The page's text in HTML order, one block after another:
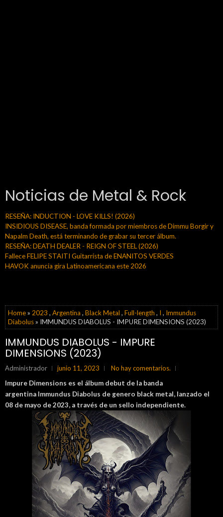
Noticias de Metal & Rock
RESEÑA: INDUCTION - LOVE KILLS! (2026)
INSIDIOUS DISEASE, banda formada por miembros de Dimmu Borgir y
Napalm Death, está terminando de grabar su tercer álbum.
RESEÑA: DEATH DEALER - REIGN OF STEEL (2026)
Fallece FELIPE STAITI Guitarrista de ENANITOS VERDES
HAVOK anuncia gira Latinoamericana este 2026
Home» 2023 , Argentina , Black Metal , Full-length , I , Immundus
Diabolus» IMMUNDUS DIABOLUS - IMPURE DIMENSIONS (2023)
IMMUNDUS DIABOLUS - IMPURE
DIMENSIONS (2023)
Administrador junio 11, 2023
No hay comentarios.
Impure Dimensions es el álbum debut de la banda
argentina Immundus Diabolus de genero black metal, lanzado el
08 de mayo de 2023, a través de un sello independiente.